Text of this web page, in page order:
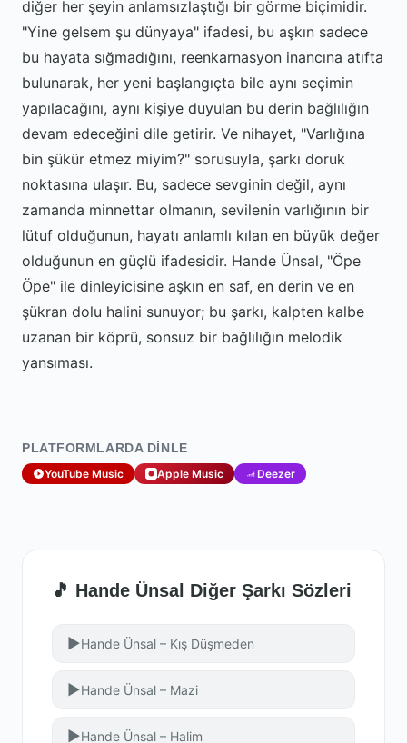
diğer her şeyin anlamsızlaştığı bir görme biçimidir.
"Yine gelsem şu dünyaya" ifadesi, bu aşkın sadece
bu hayata sığmadığını, reenkarnasyon inancına atıfta
bulunarak, her yeni başlangıçta bile aynı seçimin
yapılacağını, aynı kişiye duyulan bu derin bağlılığın
devam edeceğini dile getirir. Ve nihayet, "Varlığına
bin şükür etmez miyim?" sorusuyla, şarkı doruk
noktasına ulaşır. Bu, sadece sevginin değil, aynı
zamanda minnettar olmanın, sevilenin varlığının bir
lütuf olduğunun, hayatı anlamlı kılan en büyük değer
olduğunun en güçlü ifadesidir. Hande Ünsal, "Öpe
Öpe" ile dinleyicisine aşkın en saf, en derin ve en
şükran dolu halini sunuyor; bu şarkı, kalpten kalbe
uzanan bir köprü, sonsuz bir bağlılığın melodik
yansıması.
PLATFORMLARDA DINLE
YouTube Music Apple Music Deezer
🎵 Hande Ünsal Diğer Şarkı Sözleri
▶Hande Ünsal – Kış Düşmeden
▶Hande Ünsal – Mazi
▶Hande Ünsal – Halim